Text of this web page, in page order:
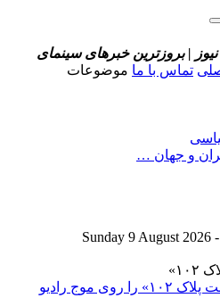
نیوز | بروزترین خبرهای سینمای
تماس با ما موضوعات
و جهان …